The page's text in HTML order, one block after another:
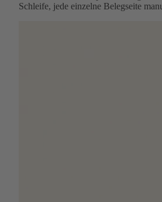
Schleife, jede einzelne Belegseite